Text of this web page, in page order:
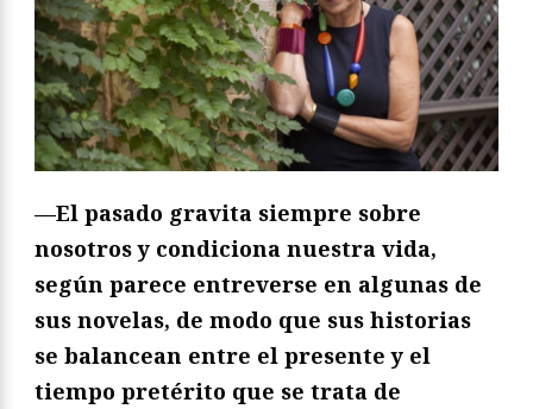
—El pasado gravita siempre sobre
nosotros y condiciona nuestra vida,
según parece entreverse en algunas de
sus novelas, de modo que sus historias
se balancean entre el presente y el
tiempo pretérito que se trata de